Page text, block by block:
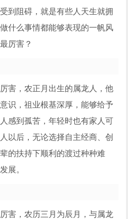
到阻碍，就是有些人天生就拥
什么事情都能够表现的一帆风
厉害？
害，农正月出生的属龙人，他
识，祖业根基深厚，能够给予
感到孤苦，年轻时也有家人可
以后，无论选择自主经商、创
的扶持下顺利的渡过种种难
展。
害，农历三月为辰月，与属龙